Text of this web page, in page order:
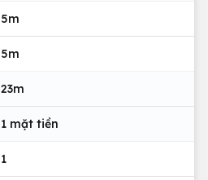
5m
5m
23m
1 mặt tiền
1